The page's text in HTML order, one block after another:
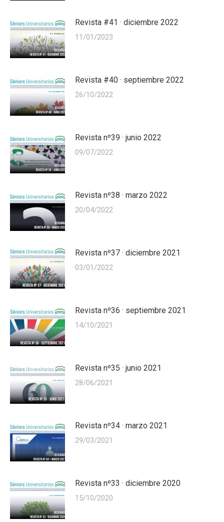
Revista #41 · diciembre 2022
11/01/2023
Revista #40 · septiembre 2022
26/10/2022
Revista nº39 · junio 2022
09/07/2022
Revista nº38 · marzo 2022
20/04/2022
Revista nº37 · diciembre 2021
03/01/2022
Revista nº36 · septiembre 2021
14/10/2021
Revista nº35 · junio 2021
28/06/2021
Revista nº34 · marzo 2021
29/03/2021
Revista nº33 · diciembre 2020
15/10/2020